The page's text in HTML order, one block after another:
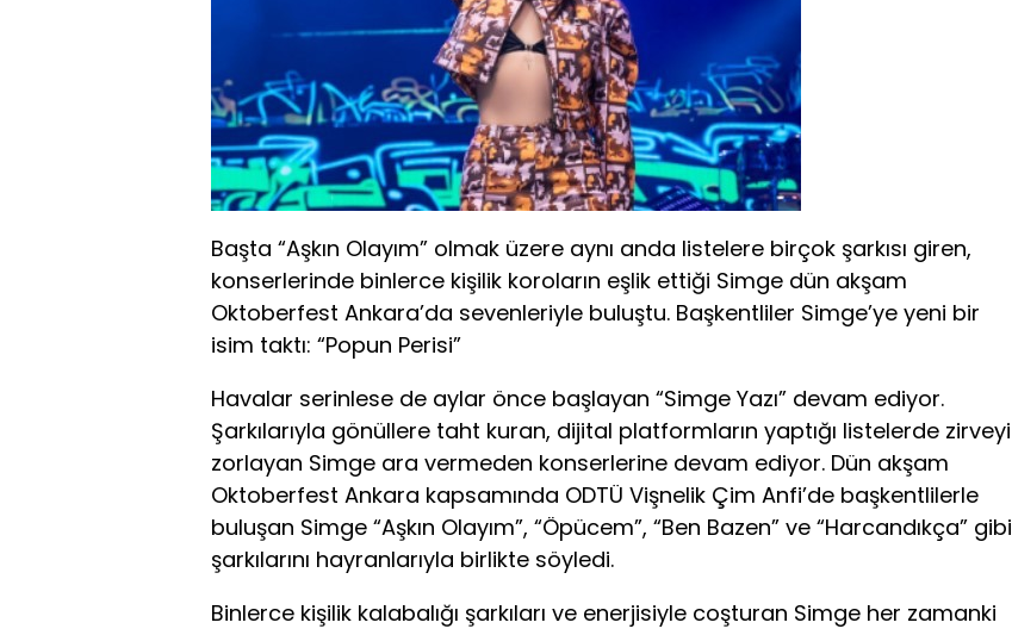
Başta “Aşkın Olayım” olmak üzere aynı anda listelere birçok şarkısı giren,
konserlerinde binlerce kişilik koroların eşlik ettiği Simge dün akşam
Oktoberfest Ankara’da sevenleriyle buluştu. Başkentliler Simge’ye yeni bir
isim taktı: “Popun Perisi”
Havalar serinlese de aylar önce başlayan “Simge Yazı” devam ediyor.
Şarkılarıyla gönüllere taht kuran, dijital platformların yaptığı listelerde zirveyi
zorlayan Simge ara vermeden konserlerine devam ediyor. Dün akşam
Oktoberfest Ankara kapsamında ODTÜ Vişnelik Çim Anfi’de başkentlilerle
buluşan Simge “Aşkın Olayım”, “Öpücem”, “Ben Bazen” ve “Harcandıkça” gibi
şarkılarını hayranlarıyla birlikte söyledi.
Binlerce kişilik kalabalığı şarkıları ve enerjisiyle coşturan Simge her zamanki